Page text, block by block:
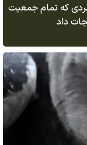
که تمام جمعیت
داد